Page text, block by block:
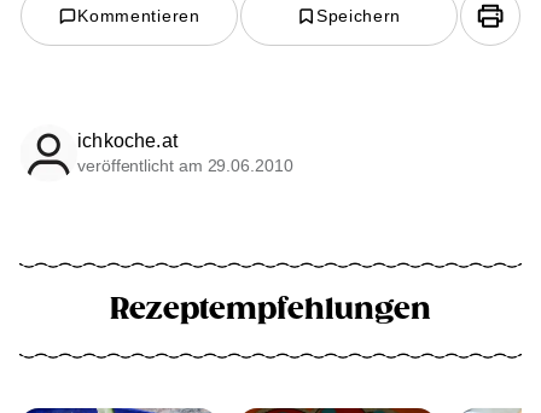
Kommentieren Speichern
ichkoche.at
veröffentlicht am 29.06.2010
Rezeptempfehlungen